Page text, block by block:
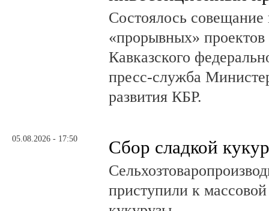
Состоялось
«прорывных» проектов
Кавказского
пресс-служба
развития КБР.
05.08.2026 - 17:50 Сбор сладкой
приступили к